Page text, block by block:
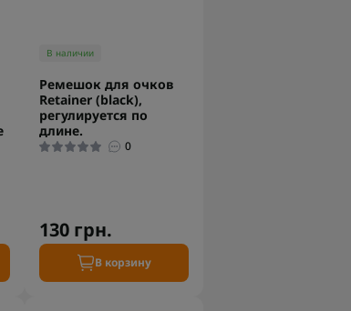
В наличии
Ремешок для очков
Retainer (black),
регулируется по
длине.
0
130 грн.
В корзину